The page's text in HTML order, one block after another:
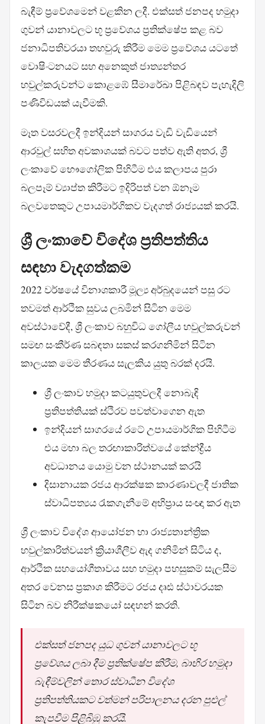
බැඳීම් ප්‍රවේශමෙන් වළකින ලදී. එක්සත් ජනපද හමුදා
ගුවන් යානාවලට භූ ප්‍රවේශය ප්‍රතික්ෂේප කළ බව
ජනාධිපතිවරයා තහවුරු කිරීම මෙම ප්‍රවේශය යටතේ
වොෂිංටනයට සහ අනෙකුත් ජාත්‍යන්තර
හවුල්කරුවන්ට කොළඹේ සීමාරේඛා පිළිබඳව පැහැදිලි
පණිවිඩයක් යැවීමකි.
මෑත වසරවලදී ඉන්දියන් සාගරය වැඩි වැඩියෙන්
ආරවුල් සහිත අවකාශයක් බවට පත්ව ඇති අතර, ශ්‍රී
ලංකාවේ භෞගෝලික පිහිටීම එය කලාපය පුරා
බලපෑම් ව්‍යාප්ත කිරීමට ඉදිරිපත් වන ඕනෑම
බලවතෙකුට උපායමාර්ගිකව වැදගත් රාජ්‍යයක් කරයි.
ශ්‍රී ලංකාවේ විදේශ ප්‍රතිපත්තිය
සඳහා වැදගත්කම
2022 වර්ෂයේ විනාශකාරී මූල්‍ය අර්බුදයෙන් පසු රට
තවමත් ආර්ථික සුවය ලබමින් සිටින මෙම
අවස්ථාවේදී, ශ්‍රී ලංකාව බහුවිධ ගෝලීය හවුල්කරුවන්
සමඟ සංකීර්ණ සබඳතා සකස් කරගනිමින් සිටින
කාලයක මෙම තීරණය සැලකිය යුතු බරක් දරයි.
ශ්‍රී ලංකාව හමුදා කටයුතුවලදී නොබැඳි
ප්‍රතිපත්තියක් ස්ථිරව පවත්වාගෙන ඇත
ඉන්දියන් සාගරයේ රටේ උපායමාර්ගික පිහිටීම
එය මහා බල තරඟාකාරිත්වයේ කේන්ද්‍රීය
අවධානය යොමු වන ස්ථානයක් කරයි
දිසානායක රජය ආරක්ෂක කාරණාවලදී ජාතික
ස්වාධිපත්‍යය රැකගැනීමේ අභිප්‍රාය සංඥා කර ඇත
ශ්‍රී ලංකාව විදේශ ආයෝජන හා රාජ්‍යතාන්ත්‍රික
හවුල්කාරිත්වයන් ක්‍රියාශීලීව ඇද ගනිමින් සිටිය ද,
ආර්ථික සහයෝගීතාවය සහ හමුදා පහසුකම් සැලසීම
අතර වෙනස ප්‍රකාශ කිරීමට රජය දෘඪ ස්ථාවරයක
සිටින බව නිරීක්ෂකයෝ සඳහන් කරති.
එක්සත් ජනපද යුධ ගුවන් යානාවලට භූ
ප්‍රවේශය ලබා දීම ප්‍රතික්ෂේප කිරීම, බාහිර හමුදා
බැඳීම්වලින් තොර ස්වාධීන විදේශ
ප්‍රතිපත්තියකට වත්මන් පරිපාලනය දරන පුළුල්
කැපවීම පිළිබිඹු කරයි.